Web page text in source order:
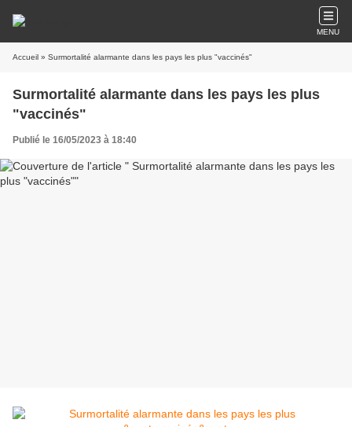
MENU
Accueil » Surmortalité alarmante dans les pays les plus "vaccinés"
Surmortalité alarmante dans les pays les plus
"vaccinés"
Publié le 16/05/2023 à 18:40